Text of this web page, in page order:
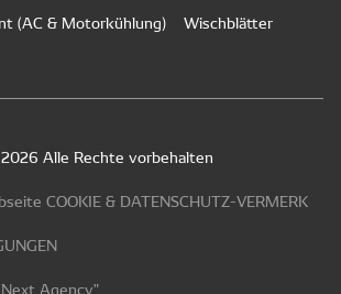
(AC & Motorkühlung)
Wischblätter
2026 Alle Rechte vorbehalten
COOKIE & DATENSCHUTZ-VERMERK
Agency"